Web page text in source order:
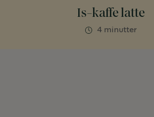
Is-kaffe latte
4 minutter